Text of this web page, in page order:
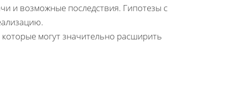
и возможные последствия. Гипотезы с
могут значительно расширить